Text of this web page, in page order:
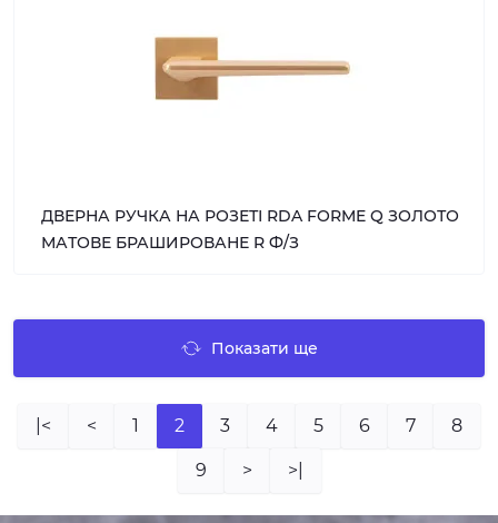
ДВЕРНА РУЧКА НА РОЗЕТІ RDA FORME Q ЗОЛОТО
МАТОВЕ БРАШИРОВАНЕ R Ф/З
Показати ще
|< < 1 2 3 4 5 6 7 8
9 > >|